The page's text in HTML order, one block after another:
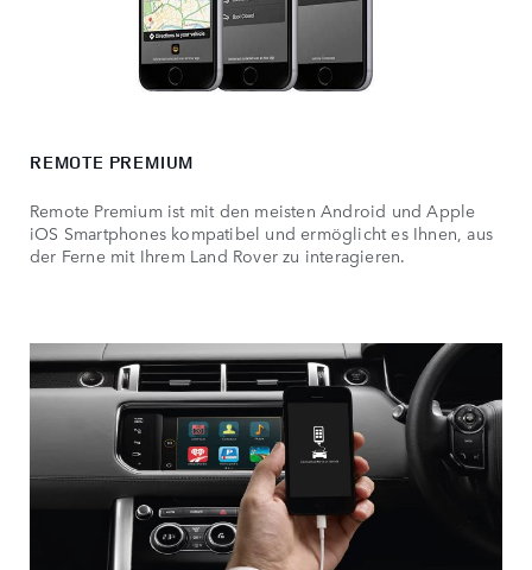
REMOTE PREMIUM
Remote Premium ist mit den meisten Android und Apple
iOS Smartphones kompatibel und ermöglicht es Ihnen, aus
der Ferne mit Ihrem Land Rover zu interagieren.